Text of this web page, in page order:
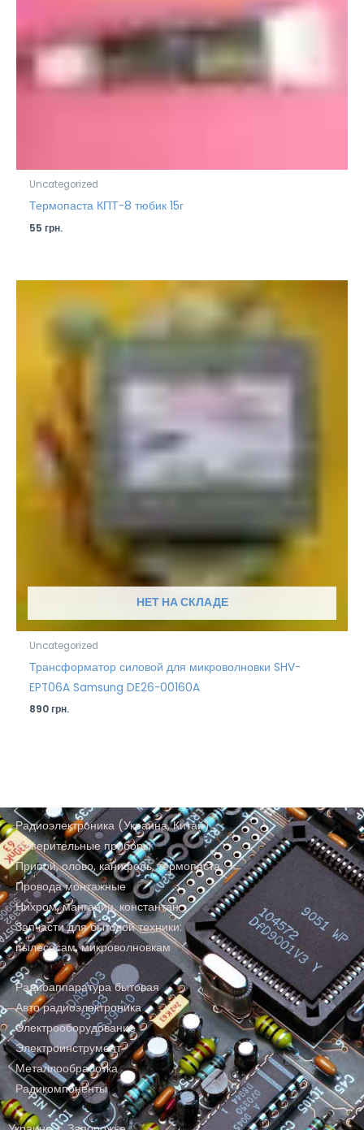
Uncategorized
Термопаста КПТ-8 тюбик 15г
55грн.
НЕТ НА СКЛАДЕ
Uncategorized
Трансформатор силовой для микроволновки SHV-
EPT06A Samsung DE26-00160A
890грн.
Радиоэлектроника (Украина, Китай)
Измерительные приборы
Припой, олово, канифоль, термопаста
Провода монтажные
Нихром, манганин, константан
Запчасти для бытовой техники:
пылесосам, микроволновкам
Радиоаппаратура бытовая
Авто радиоэлектроника
Электрооборудование
Электроинструмент
Металлообработка
Радикомпоненты